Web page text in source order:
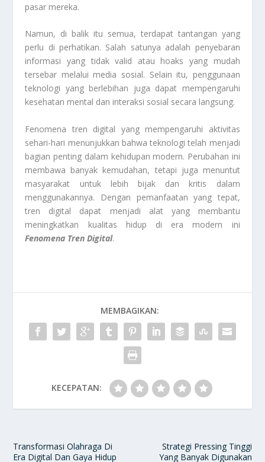
pasar mereka.
Namun, di balik itu semua, terdapat tantangan yang
perlu di perhatikan. Salah satunya adalah penyebaran
informasi yang tidak valid atau hoaks yang mudah
tersebar melalui media sosial. Selain itu, penggunaan
teknologi yang berlebihan juga dapat mempengaruhi
kesehatan mental dan interaksi sosial secara langsung.
Fenomena tren digital yang mempengaruhi aktivitas
sehari-hari menunjukkan bahwa teknologi telah menjadi
bagian penting dalam kehidupan modern. Perubahan ini
membawa banyak kemudahan, tetapi juga menuntut
masyarakat untuk lebih bijak dan kritis dalam
menggunakannya. Dengan pemanfaatan yang tepat,
tren digital dapat menjadi alat yang membantu
meningkatkan kualitas hidup di era modern ini
Fenomena Tren Digital.
MEMBAGIKAN:
KECEPATAN:
Transformasi Olahraga Di
Era Digital Dan Gaya Hidup
Strategi Pressing Tinggi
Yang Banyak Digunakan